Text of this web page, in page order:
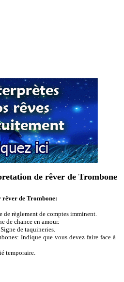
de rêver de Trombone
de Trombone:
de règlement de comptes imminent.
de chance en amour.
de taquineries.
Indique que vous devez faire face à
temporaire.